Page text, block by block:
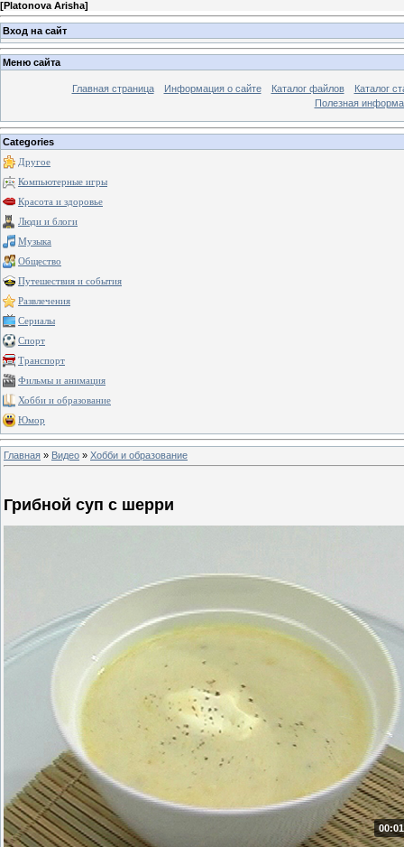
[Platonova Arisha]
Вход на сайт
Меню сайта
Главная страница Информация о сайте Каталог файлов
Каталог
Полезная
Categories
Другое
Компьютерные игры
Красота и здоровье
Люди и блоги
Музыка
Общество
Путешествия и события
Развлечения
Сериалы
Спорт
Транспорт
Фильмы и анимация
Хобби и образование
Юмор
Главная » Видео » Хобби и образование
Грибной суп с шерри